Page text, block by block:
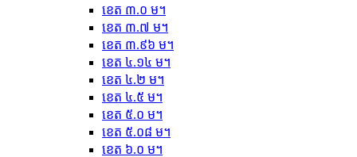
ខេត ៣.០ ម។
ខេត ៣.៧ ម។
ខេត ៣.៩៦ ម។
ខេត ៤.១៤ ម។
ខេត ៤.២ ម។
ខេត ៤.៥ ម។
ខេត ៥.០ ម។
ខេត ៥.០៨ ម។
ខេត ៦.០ ម។